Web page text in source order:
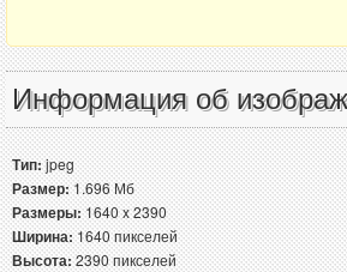
Информация об
Тип:jpeg
Размер:1.696 Мб
Размеры:1640 x 2390
Ширина:1640 пикселей
Высота:2390 пикселей